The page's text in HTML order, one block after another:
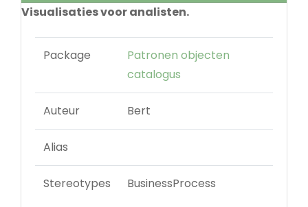
Visualisaties voor analisten.
Package
Patronen objecten
catalogus
Auteur Bert
Alias
Stereotypes BusinessProcess